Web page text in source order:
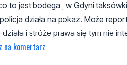
to jest bodega , w Gdyni
działa na pokaz. Może
i stróże prawa się tym nie
na komentarz